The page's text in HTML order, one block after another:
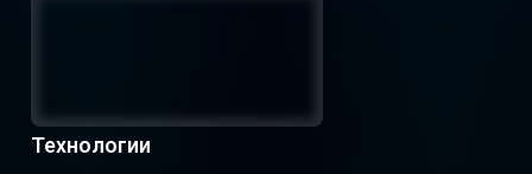
Технологии